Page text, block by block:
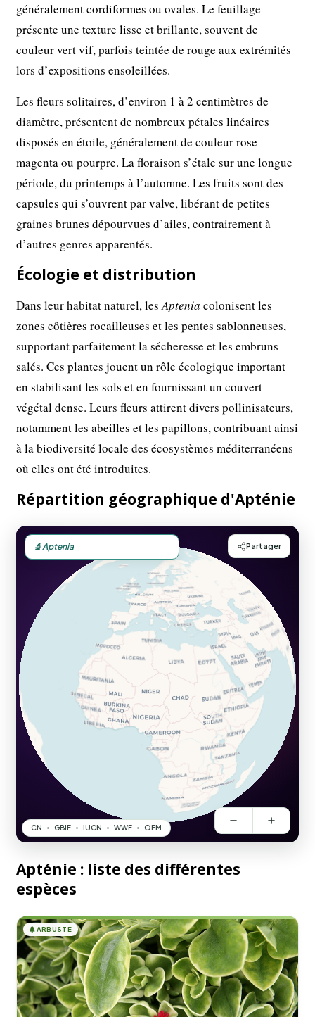
généralement cordiformes ou ovales. Le feuillage
présente une texture lisse et brillante, souvent de
couleur vert vif, parfois teintée de rouge aux extrémités
lors d’expositions ensoleillées.
Les fleurs solitaires, d’environ 1 à 2 centimètres de
diamètre, présentent de nombreux pétales linéaires
disposés en étoile, généralement de couleur rose
magenta ou pourpre. La floraison s’étale sur une longue
période, du printemps à l’automne. Les fruits sont des
capsules qui s’ouvrent par valve, libérant de petites
graines brunes dépourvues d’ailes, contrairement à
d’autres genres apparentés.
Écologie et distribution
Dans leur habitat naturel, lesAptenia colonisent les
zones côtières rocailleuses et les pentes sablonneuses,
supportant parfaitement la sécheresse et les embruns
salés. Ces plantes jouent un rôle écologique important
en stabilisant les sols et en fournissant un couvert
végétal dense. Leurs fleurs attirent divers pollinisateurs,
notamment les abeilles et les papillons, contribuant ainsi
à la biodiversité locale des écosystèmes méditerranéens
où elles ont été introduites.
Répartition géographique d'Apténie
Apténie : liste des différentes
espèces
🌲ARBUSTE